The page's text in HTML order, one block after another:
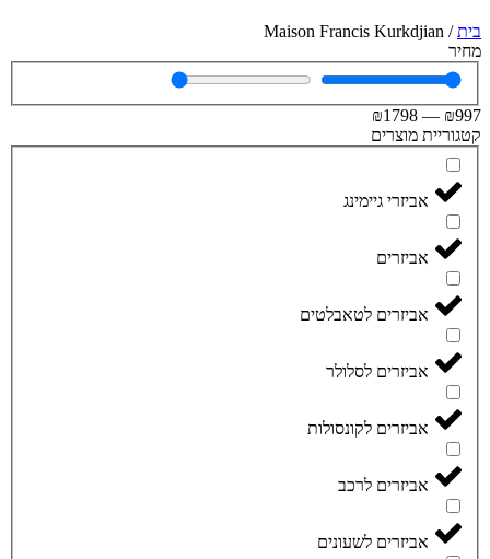
/
Maison Francis Kurkdjian
₪
—
₪1798
מוצרים
אביזרי גיימינג
אביזרים
אביזרים לטאבלטים
אביזרים לסלולר
אביזרים לקונסולות
אביזרים לרכב
אביזרים לשעונים